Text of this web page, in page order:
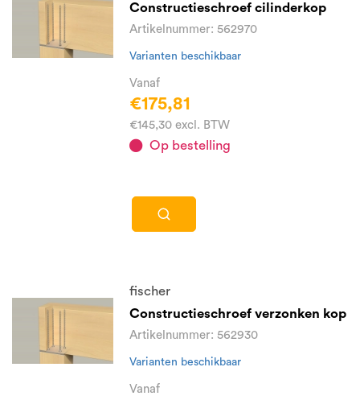
Constructieschroef cilinderkop
Artikelnummer: 562970
Varianten beschikbaar
Vanaf
€175,81
€145,30 excl. BTW
Op bestelling
fischer
Constructieschroef verzonken kop
Artikelnummer: 562930
Varianten beschikbaar
Vanaf